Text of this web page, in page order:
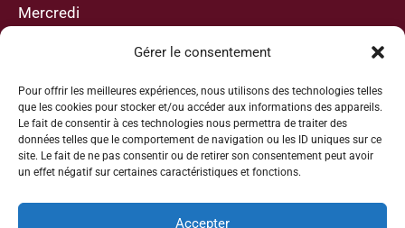
Gérer le consentement
Pour offrir les meilleures expériences, nous utilisons des technologies telles
que les cookies pour stocker et/ou accéder aux informations des appareils.
Le fait de consentir à ces technologies nous permettra de traiter des
données telles que le comportement de navigation ou les ID uniques sur ce
site. Le fait de ne pas consentir ou de retirer son consentement peut avoir
un effet négatif sur certaines caractéristiques et fonctions.
Accepter
Mercredi
S’abonner
Inscrivez-vous avec votre adresse e-mail afin de
recevoir les actualités et les mises à jour